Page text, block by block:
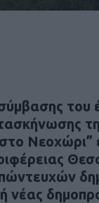
του
Νεοχώρι”
νέας